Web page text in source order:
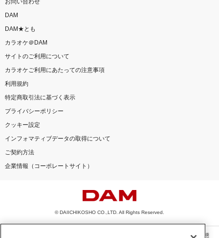
DAM
DAM★とも
カラオケ＠DAM
サイトのご利用について
カラオケご利用にあたっての注意事項
利用規約
特定商取引法に基づく表示
プライバシーポリシー
クッキー設定
インフォマティブデータの取得について
ご契約方法
企業情報（コーポレートサイト）
© DAIICHIKOSHO CO.,LTD. All Rights Reserved.
このサイトに掲載されている一切の文章・画像・写真・動画・音声等を、手段や形態